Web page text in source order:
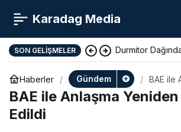
Karadag Media
SON GELIŞMELER Durmitor
Yunan Turist
Haberler Gündem
BAE ile
Kabul
BAE ile Anlaşma
Edildi